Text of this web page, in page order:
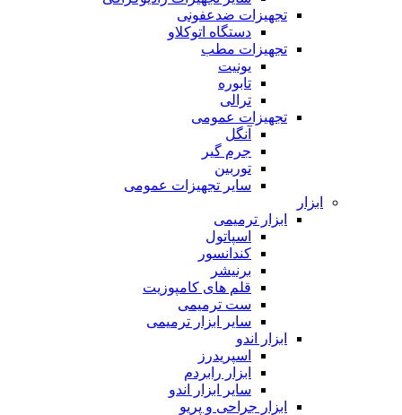
تجهیزات ضدعفونی
دستگاه اتوکلاو
تجهیزات مطب
یونیت
تابوره
ترالی
تجهیزات عمومی
آنگل
جرم گیر
توربین
سایر تجهیزات عمومی
ابزار
ابزار ترمیمی
اسپاتول
کندانسور
برنیشر
قلم های کامپوزیت
ست ترمیمی
سایر ابزار ترمیمی
ابزار اندو
اسپریدرز
ابزار رابردم
سایر ابزار اندو
ابزار جراحی و پریو